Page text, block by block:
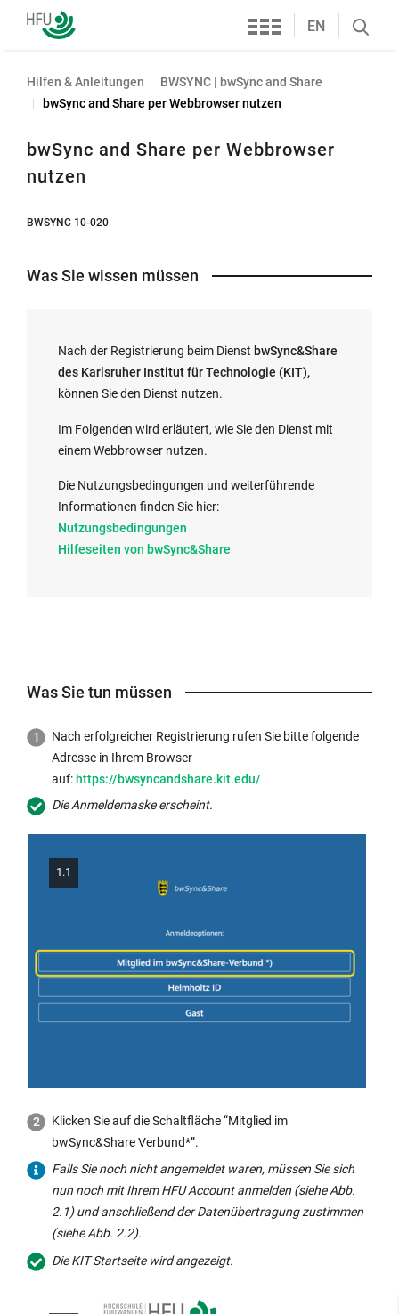
Hochschule
Furtwangen
Services
EN
Search
Hilfen & Anleitungen
BWSYNC | bwSync and Share
bwSync and Share per Webbrowser nutzen
bwSync and Share per Webbrowser
nutzen
BWSYNC 10-020
Was Sie wissen müssen
Nach der Registrierung beim Dienst bwSync&Share
des Karlsruher Institut für Technologie (KIT),
können Sie den Dienst nutzen.
Im Folgenden wird erläutert, wie Sie den Dienst mit
einem Webbrowser nutzen.
Die Nutzungsbedingungen und weiterführende
Informationen finden Sie hier:
Nutzungsbedingungen
Hilfeseiten von bwSync&Share
Was Sie tun müssen
Nach erfolgreicher Registrierung rufen Sie bitte folgende
Adresse in Ihrem Browser
auf: https://bwsyncandshare.kit.edu/
Die Anmeldemaske erscheint.
1.1
Klicken Sie auf die Schaltfläche “Mitglied im
bwSync&Share Verbund*”.
Falls Sie noch nicht angemeldet waren, müssen Sie sich
nun noch mit Ihrem HFU Account anmelden (siehe Abb.
2.1) und anschließend der Datenübertragung zustimmen
(siehe Abb. 2.2).
Die KIT Startseite wird angezeigt.